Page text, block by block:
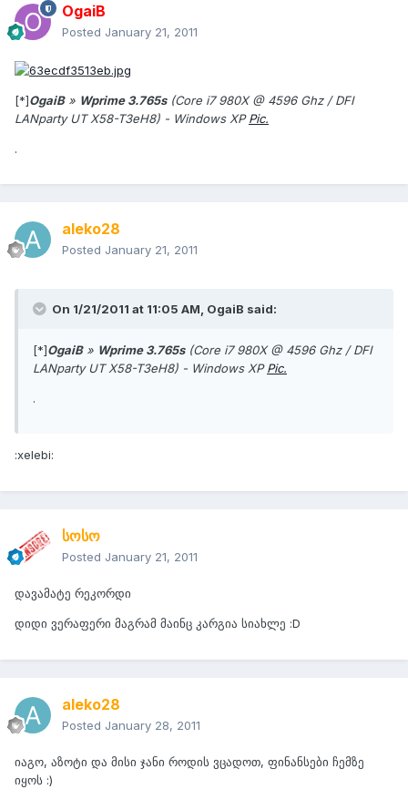
OgaiB
Posted January 21, 2011
[*]OgaiB» Wprime 3.765s(Core i7 980X @ 4596 Ghz / DFI
LANparty UT X58-T3eH8) - Windows XPPic.
.
aleko28
Posted January 21, 2011
On 1/21/2011 at 11:05 AM, OgaiB said:
[*]OgaiB» Wprime 3.765s(Core i7 980X @ 4596 Ghz / DFI
LANparty UT X58-T3eH8) - Windows XPPic.
.
:xelebi:
სოსო
Posted January 21, 2011
დავამატე რეკორდი
დიდი ვერაფერი მაგრამ მაინც კარგია სიახლე :D
aleko28
Posted January 28, 2011
იაგო, აზოტი და მისი ჯანი როდის ვცადოთ, ფინანსები ჩემზე
იყოს :)